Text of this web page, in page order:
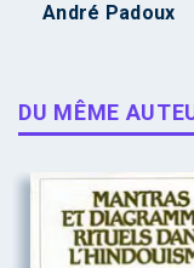
André Padoux
DU MÊME